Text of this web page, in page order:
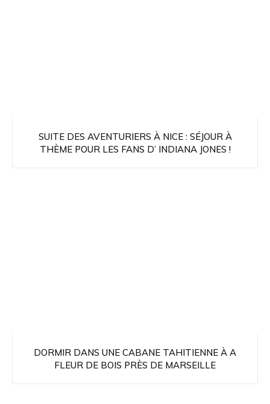
SUITE DES AVENTURIERS À NICE : SÉJOUR À
THÈME POUR LES FANS D’ INDIANA JONES !
DORMIR DANS UNE CABANE TAHITIENNE À A
FLEUR DE BOIS PRÈS DE MARSEILLE